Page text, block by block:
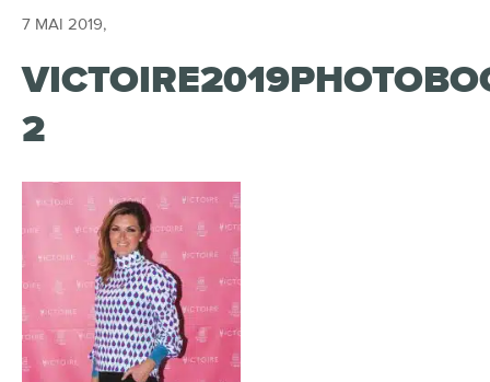
7 MAI 2019,
2